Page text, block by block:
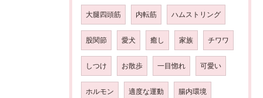
大腿四頭筋 内転筋 ハムストリング
股関節 愛犬 癒し 家族 チワワ
しつけ お散歩 一目惚れ 可愛い
ホルモン 適度な運動 腸内環境